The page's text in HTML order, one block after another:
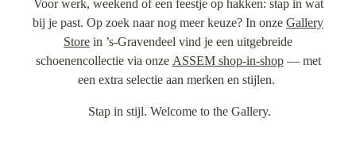
Voor werk, weekend of een feestje op hakken: stap in wat
bij je past. Op zoek naar nog meer keuze? In onze Gallery
Store in ’s-Gravendeel vind je een uitgebreide
schoenencollectie via onze ASSEM shop-in-shop— met
een extra selectie aan merken en stijlen.
Stap in stijl. Welcome to the Gallery.